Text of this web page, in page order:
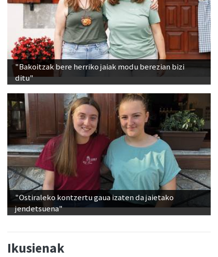
"Bakoitzak bere herriko jaiak modu berezian bizi
ditu"
"Ostiraleko kontzertu gaua izaten da jaietako
jendetsuena"
Ikusienak